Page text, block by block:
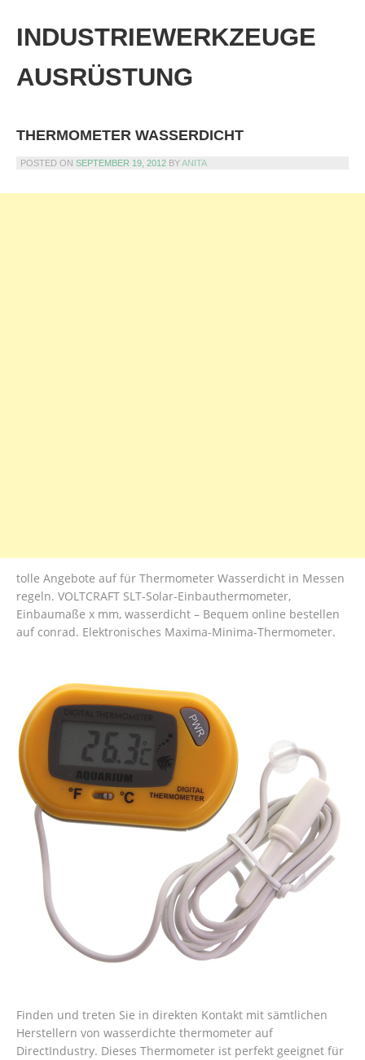
content
INDUSTRIEWERKZEUGE
AUSRÜSTUNG
THERMOMETER WASSERDICHT
POSTED ON SEPTEMBER 19, 2012 BYANITA
tolle Angebote auf für Thermometer Wasserdicht in Messen
regeln. VOLTCRAFT SLT-Solar-Einbauthermometer,
Einbaumaße x mm, wasserdicht – Bequem online bestellen
auf conrad. Elektronisches Maxima-Minima-Thermometer.
Finden und treten Sie in direkten Kontakt mit sämtlichen
Herstellern von wasserdichte thermometer auf
DirectIndustry. Dieses Thermometer ist perfekt geeignet für